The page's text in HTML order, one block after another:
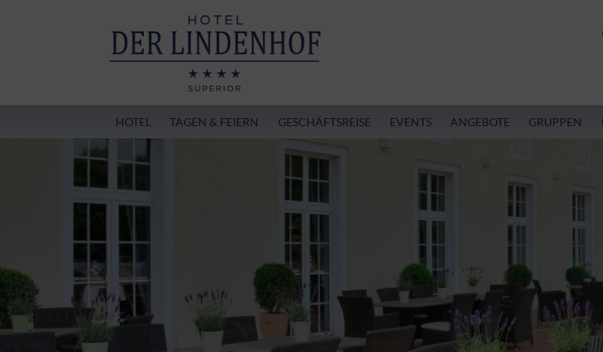
HOTEL TAGEN & FEIERN GESCHÄFTSREISE EVENTS ANGEBOTE GRUPPEN